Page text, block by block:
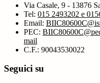
Via Casale, 9 - 13876
Tel: 015 2493202 e
Email:
PEC:
mail
C.F.: 90043530022
Seguici su